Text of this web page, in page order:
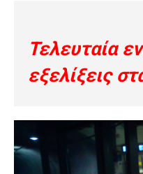
Τελευταία
εξελίξεις